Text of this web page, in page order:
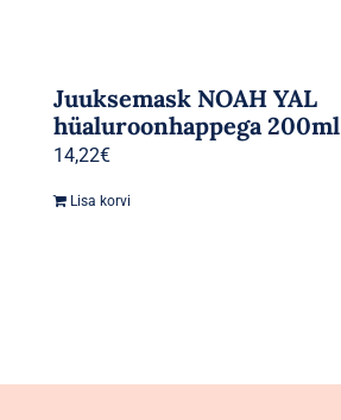
Juuksemask NOAH YAL
hüaluroonhappega 200ml
14,22€
Lisa korvi